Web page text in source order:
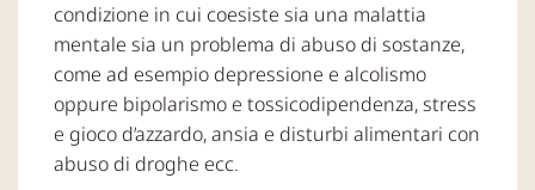
condizione in cui coesiste sia una malattia
mentale sia un problema di abuso di sostanze,
come ad esempio depressione e alcolismo
oppure bipolarismo e tossicodipendenza, stress
e gioco d’azzardo, ansia e disturbi alimentari con
abuso di droghe ecc.